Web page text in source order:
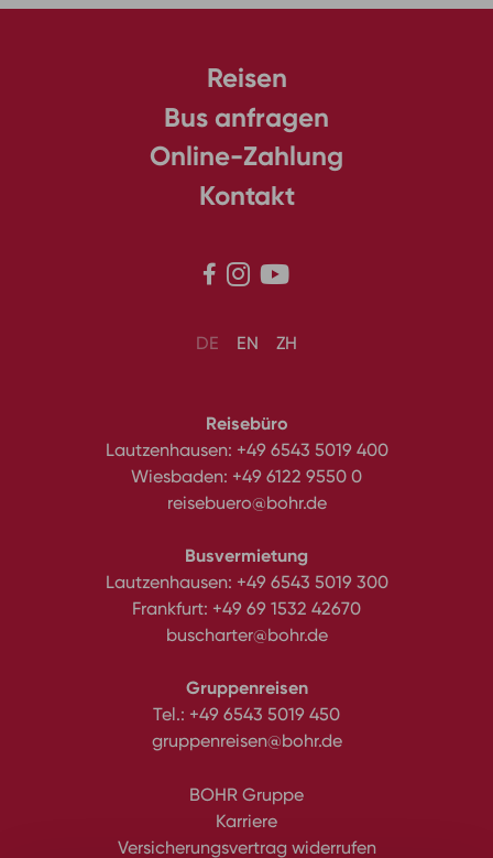
Reisen
Bus anfragen
Online-Zahlung
Kontakt
  
DE EN ZH
Reisebüro
Lautzenhausen: +49 6543 5019 400
Wiesbaden: +49 6122 9550 0
reisebuero@bohr.de
Busvermietung
Lautzenhausen: +49 6543 5019 300
Frankfurt: +49 69 1532 42670
buscharter@bohr.de
Gruppenreisen
Tel.: +49 6543 5019 450
gruppenreisen@bohr.de
BOHR Gruppe
Karriere
Versicherungsvertrag widerrufen